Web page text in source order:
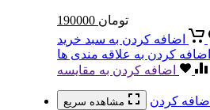
190000 تومان
اضافه کردن به سبد خرید
اضافه کردن به علاقه مندی ها
اضافه کردن به مقایسه
مشاهده سریع
اضافه کردن